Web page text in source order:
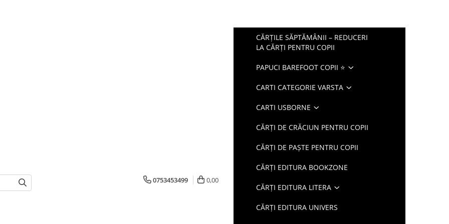
0753453499 0,00
CĂRȚILE SĂPTĂMÂNII – REDUCERI
LA CĂRȚI PENTRU COPII
PAPUCI BAREFOOT COPII ⭐
CARTI CATEGORIE VARSTA
CARTI USBORNE
CĂRȚI DE CRĂCIUN PENTRU COPII
CĂRȚI DE PAȘTE PENTRU COPII
CĂRȚI EDITURA BOOKZONE
CĂRȚI EDITURA LITERA
CĂRȚI EDITURA UNIVERS